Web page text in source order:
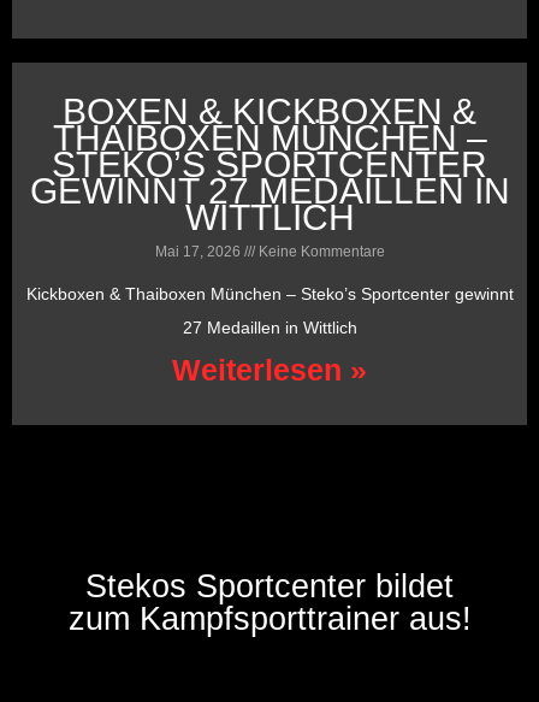
BOXEN & KICKBOXEN &
THAIBOXEN MÜNCHEN –
STEKO’S SPORTCENTER
GEWINNT 27 MEDAILLEN IN
WITTLICH
Mai 17, 2026 Keine Kommentare
Kickboxen & Thaiboxen München – Steko’s Sportcenter gewinnt
27 Medaillen in Wittlich
Weiterlesen »
Stekos Sportcenter bildet
zum Kampfsporttrainer aus!